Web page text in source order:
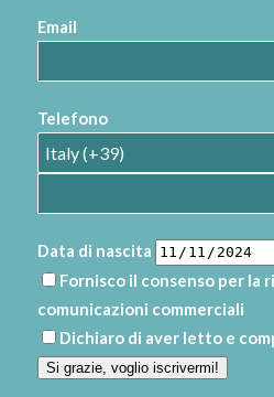
Email
Telefono
Data di nascita
Fornisco il consenso per la
comunicazioni commerciali
Dichiaro di aver letto e
Si grazie, voglio iscrivermi!